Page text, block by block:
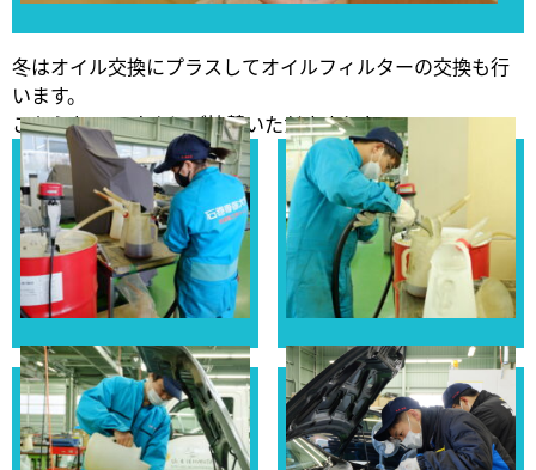
冬はオイル交換にプラスしてオイルフィルターの交換も行
います。
こちらもPIAAさんにご協賛いただきました。